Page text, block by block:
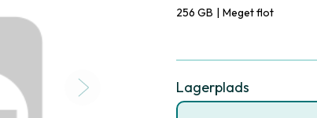
256 GB | Meget flot
Lagerplads